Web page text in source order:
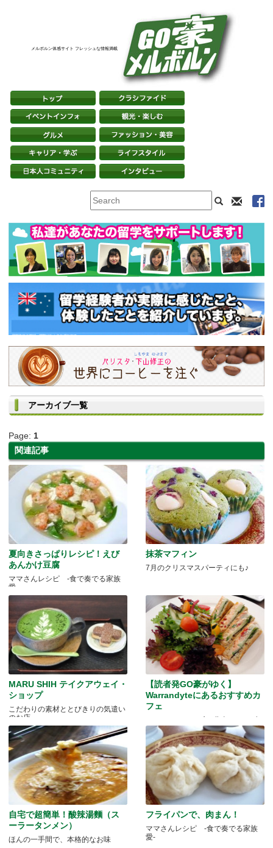
メルボルン体感サイト フレッシュな情報満載
アーカイブ一覧
Page: 1
関連記事
夏向きさっぱりレシピ！えび
あんかけ豆腐
ママさんレシピ -食で奏でる家族
愛-
抹茶マフィン
7月のクリスマスパーティにも♪
MARU SHIH テイクアウェイ・
ショップ
こだわりの素材ととびきりの気遣い
のお店
【読者発GO豪がゆく】
Warrandyteにあるおすすめカ
フェ
Cocoa Moon Café、北東サバーブの
隠れた人気店
自宅で超簡単！酸辣湯麵（ス
ーラータンメン）
ほんの一手間で、本格的なお味
フライパンで、肉まん！
ママさんレシピ -食で奏でる家族
愛-